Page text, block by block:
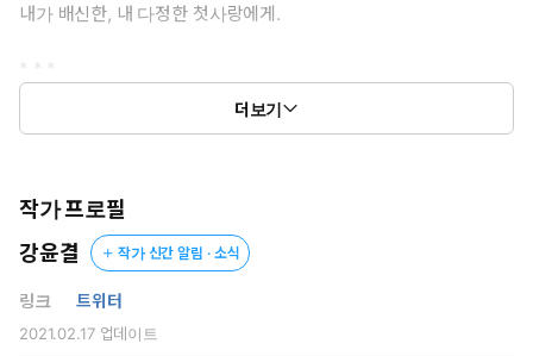
내가 배신한, 내 다정한 첫사랑에게.
언제나 나를 어르고 달래 주던 태오는 완전히 다른 사람이 되어
아마 내가 많이 잘못해서, 화를 내는 것이리라.
원래는 이런 애가 아니니까. 바보 같을 정도로 착하고, 순진한 애니
까….
나는 멋대로 넘겨짚고 태오에게 매달렸다.
더보기
작가 프로필
강윤결
작가 신간 알림 · 소식
링크 트위터
2021.02.17업데이트